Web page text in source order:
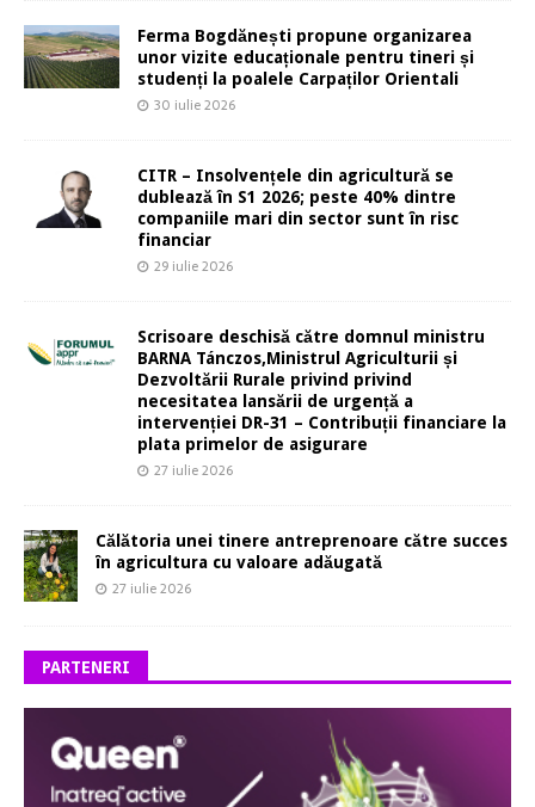
Ferma Bogdănești propune organizarea
unor vizite educaționale pentru tineri și
studenți la poalele Carpaților Orientali
30 iulie 2026
CITR – Insolvențele din agricultură se
dublează în S1 2026; peste 40% dintre
companiile mari din sector sunt în risc
financiar
29 iulie 2026
Scrisoare deschisă către domnul ministru
BARNA Tánczos,Ministrul Agriculturii și
Dezvoltării Rurale privind privind
necesitatea lansării de urgență a
intervenției DR-31 – Contribuții financiare la
plata primelor de asigurare
27 iulie 2026
Călătoria unei tinere antreprenoare către succes
în agricultura cu valoare adăugată
27 iulie 2026
PARTENERI